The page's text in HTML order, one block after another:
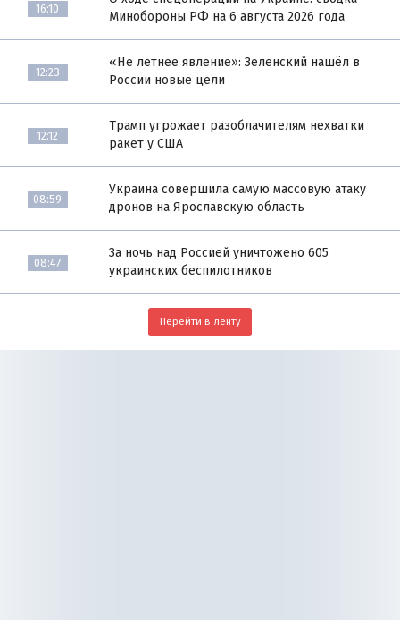
16:10
Минобороны РФ на 6 августа 2026 года
12:23
«Не летнее явление»: Зеленский нашёл в
России новые цели
12:12
Трамп угрожает разоблачителям нехватки
ракет у США
08:59
Украина совершила самую массовую атаку
дронов на Ярославскую область
08:47
За ночь над Россией уничтожено 605
украинских беспилотников
Перейти в ленту